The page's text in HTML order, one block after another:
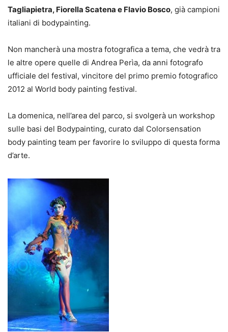
Tagliapietra, Fiorella Scatena e Flavio Bosco, già campioni
italiani di bodypainting.
Non mancherà una mostra fotografica a tema, che vedrà tra
le altre opere quelle di Andrea Perìa, da anni fotografo
ufficiale del festival, vincitore del primo premio fotografico
2012 al World body painting festival.
La domenica, nell’area del parco, si svolgerà un workshop
sulle basi del Bodypainting, curato dal Colorsensation
body painting team per favorire lo sviluppo di questa forma
d’arte.